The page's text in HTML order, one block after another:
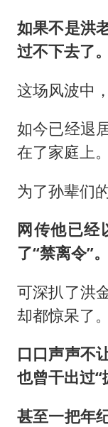
如果不是洪
过不下去了。
这场风波中
如今已经退
在了家庭上。
为了孙辈们
网传他已经
了“禁离令”。
可深扒了洪
却都惊呆了。
口口声声不
也曾干出过“
甚至一把年